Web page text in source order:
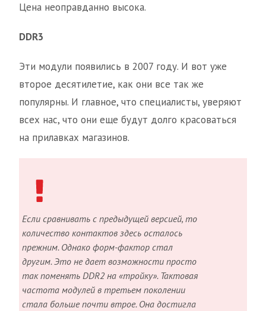
Цена неоправданно высока.
DDR3
Эти модули появились в 2007 году. И вот уже
второе десятилетие, как они все так же
популярны. И главное, что специалисты, уверяют
всех нас, что они еще будут долго красоваться
на прилавках магазинов.
Если сравнивать с предыдущей версией, то
количество контактов здесь осталось
прежним. Однако форм-фактор стал
другим. Это не дает возможности просто
так поменять DDR2 на «тройку». Тактовая
частота модулей в третьем поколении
стала больше почти втрое. Она достигла